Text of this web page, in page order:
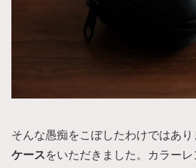
そんな愚痴をこぼしたわけではあり
ケースをいただきました。カラー